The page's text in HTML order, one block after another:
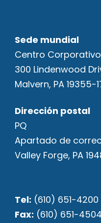
Sede mundial
Centro
300 Lindenwood
Malvern, PA 19355-
Dirección postal
PQ
Apartado de
Valley Forge, PA
Tel: (610) 651-4200
Fax: (610) 651-4504